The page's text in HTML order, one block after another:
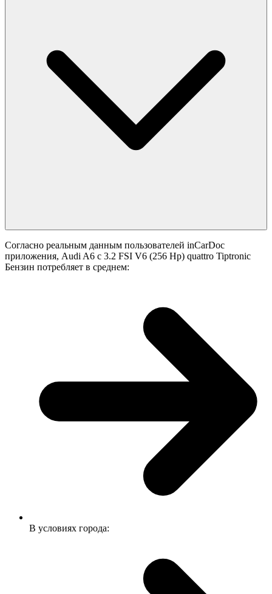
Согласно реальным данным пользователей inCarDoc
приложения, Audi A6 с 3.2 FSI V6 (256 Hp) quattro Tiptronic
Бензин потребляет в среднем:
В условиях города: